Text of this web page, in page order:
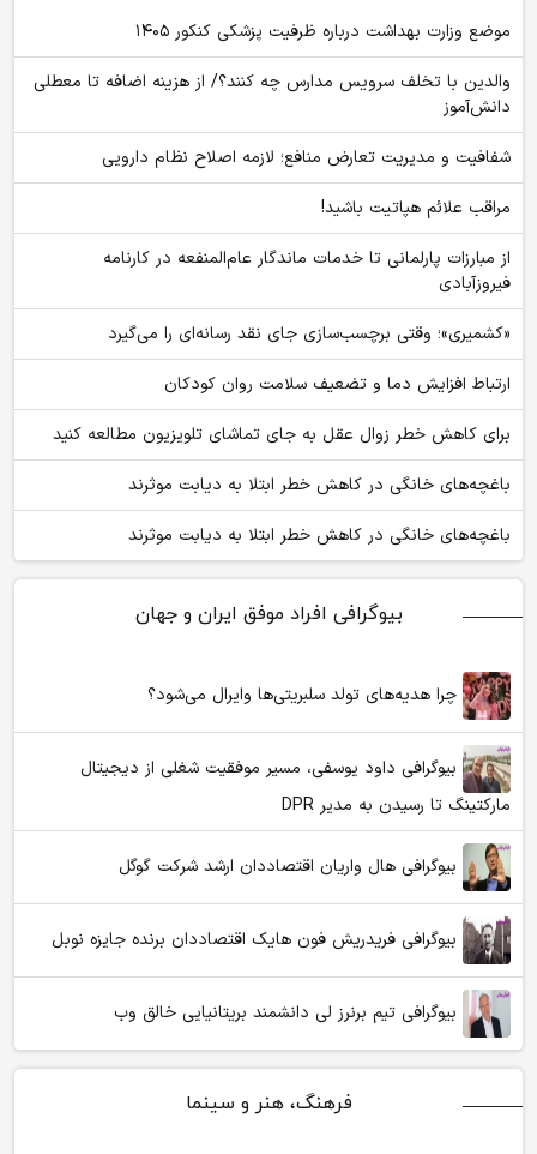
موضع وزارت بهداشت درباره ظرفیت پزشکی کنکور ۱۴۰۵
والدین با تخلف سرویس مدارس چه کنند؟/ از هزینه اضافه تا معطلی
دانش‌آموز
شفافیت و مدیریت تعارض منافع؛ لازمه اصلاح نظام دارویی
مراقب علائم هپاتیت باشید!
از مبارزات پارلمانی تا خدمات ماندگار عام‌المنفعه در کارنامه
فیروزآبادی
«کشمیری»؛ وقتی برچسب‌سازی جای نقد رسانه‌ای را می‌گیرد
ارتباط افزایش دما و تضعیف سلامت روان کودکان
برای کاهش خطر زوال عقل به جای تماشای تلویزیون مطالعه کنید
باغچه‌های خانگی در کاهش خطر ابتلا به دیابت موثرند
باغچه‌های خانگی در کاهش خطر ابتلا به دیابت موثرند
بیوگرافی افراد موفق ایران و جهان
چرا هدیه‌های تولد سلبریتی‌ها وایرال می‌شود؟
بیوگرافی داود یوسفی، مسیر موفقیت شغلی از دیجیتال
مارکتینگ تا رسیدن به مدیر DPR
بیوگرافی هال واریان اقتصاددان ارشد شرکت گوگل
بیوگرافی فریدریش فون هایک اقتصاددان برنده جایزه نوبل
بیوگرافی تیم برنرز لی دانشمند بریتانیایی خالق وب
فرهنگ، هنر و سینما